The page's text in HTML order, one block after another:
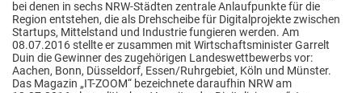
bei denen in sechs NRW-Städten zentrale Anlaufpunkte für die
Region entstehen, die als Drehscheibe für Digitalprojekte zwischen
Startups, Mittelstand und Industrie fungieren werden. Am
08.07.2016 stellte er zusammen mit Wirtschaftsminister Garrelt
Duin die Gewinner des zugehörigen Landeswettbewerbs vor:
Aachen, Bonn, Düsseldorf, Essen/Ruhrgebiet, Köln und Münster.
Das Magazin „IT-ZOOM“ bezeichnete daraufhin NRW am